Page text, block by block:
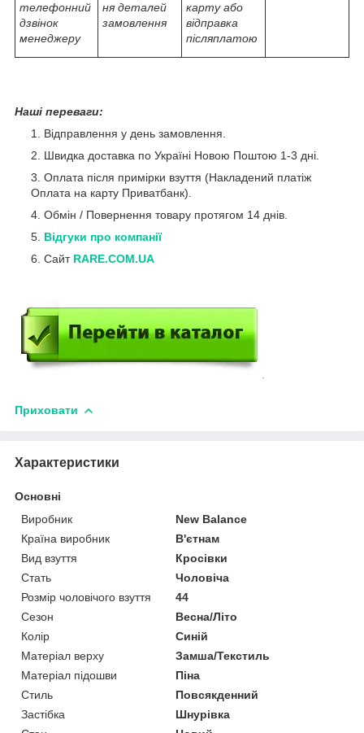
телефонний
дзвінок
менеджеру
ня деталей
замовлення
карту або
відправка
післяплатою
Наші переваги:
Відправлення у день замовлення.
Швидка доставка по Україні Новою Поштою 1-3 дні.
Оплата після примірки взуття (Накладений платіж
Оплата на карту Приватбанк).
Обмін / Повернення товару протягом 14 днів.
Відгуки про компанії
Сайт RARE.COM.UA
.
Приховати
Характеристики
Основні
Виробник
New Balance
Країна виробник
В'єтнам
Вид взуття
Кросівки
Стать
Чоловіча
Розмір чоловічого взуття
44
Сезон
Весна/Літо
Колір
Синій
Матеріал верху
Замша/Текстиль
Матеріал підошви
Піна
Стиль
Повсякденний
Застібка
Шнурівка